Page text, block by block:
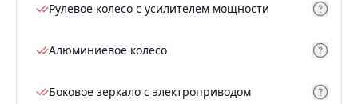
Рулевое колесо с усилителем мощности
Алюминиевое колесо
Боковое зеркало с электроприводом